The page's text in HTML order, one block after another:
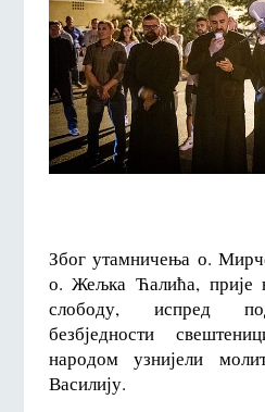
Због утамничења о.
о. Жељка Ћалића, прије
слободу, испред
безбједности
народом узнијели
Василију.